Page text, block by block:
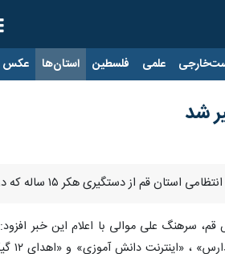
علمی فلسطین استان‌ها عکس